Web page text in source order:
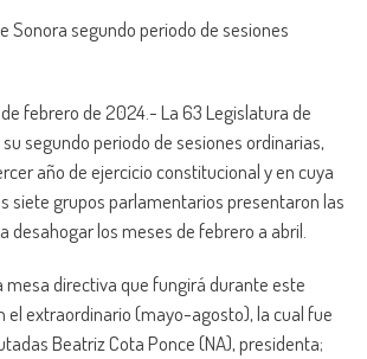
Sonora segundo periodo de sesiones
febrero de 2024.- La 63 Legislatura de
segundo periodo de sesiones ordinarias,
año de ejercicio constitucional y en cuya
siete grupos parlamentarios presentaron las
desahogar los meses de febrero a abril.
mesa directiva que fungirá durante este
el extraordinario (mayo-agosto), la cual fue
Beatriz Cota Ponce (NA), presidenta;